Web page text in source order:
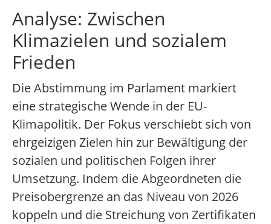
Analyse: Zwischen
Klimazielen und sozialem
Frieden
Die Abstimmung im Parlament markiert
eine strategische Wende in der EU-
Klimapolitik. Der Fokus verschiebt sich von
ehrgeizigen Zielen hin zur Bewältigung der
sozialen und politischen Folgen ihrer
Umsetzung. Indem die Abgeordneten die
Preisobergrenze an das Niveau von 2026
koppeln und die Streichung von Zertifikaten